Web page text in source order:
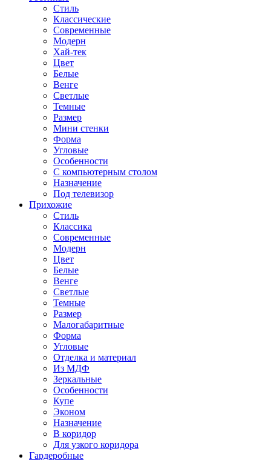
Стиль
Классические
Современные
Модерн
Хай-тек
Цвет
Белые
Венге
Светлые
Темные
Размер
Мини стенки
Форма
Угловые
Особенности
С компьютерным столом
Назначение
Под телевизор
Прихожие
Стиль
Классика
Современные
Модерн
Цвет
Белые
Венге
Светлые
Темные
Размер
Малогабаритные
Форма
Угловые
Отделка и материал
Из МДФ
Зеркальные
Особенности
Купе
Эконом
Назначение
В коридор
Для узкого коридора
Гардеробные